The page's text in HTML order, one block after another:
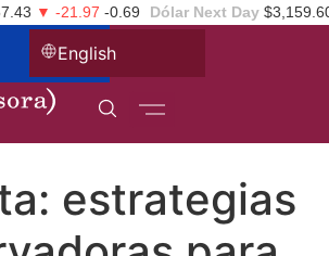
▼ -21.97 -0.69 Dólar Next Day
English
estrategias